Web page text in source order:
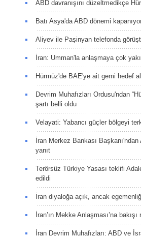
ABD davranışını düzeltmedikçe
Batı Asya'da ABD dönemi
Aliyev ile Paşinyan telefonda
İran: Umman'la anlaşmaya çok
Hürmüz'de BAE'ye ait gemi hedef
Devrim Muhafızları Ordusu'ndan
şartı belli oldu
Velayati: Yabancı güçler bölgeyi
İran Merkez Bankası Başkanı'ndan
yanıt
Terörsüz Türkiye Yasası teklifi
edildi
İran diyaloğa açık, ancak
İran’ın Mekke Anlaşması’na
İran Devrim Muhafızları: ABD ve